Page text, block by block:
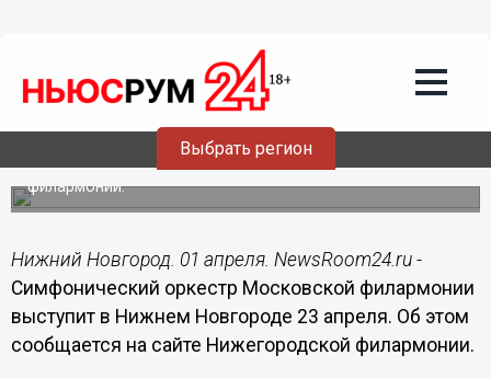
Выбрать регион
Симфонический оркестр Московской
филармонии выступит в Нижнем
Новгороде 23 апреля
Выступление пройдет на сцене Нижегородской
филармонии.
Нижний Новгород. 01 апреля. NewsRoom24.ru -
Симфонический оркестр Московской филармонии
выступит в Нижнем Новгороде 23 апреля. Об этом
сообщается на сайте Нижегородской филармонии.